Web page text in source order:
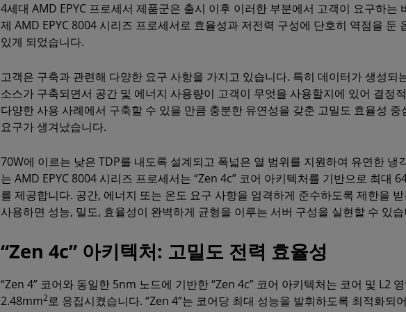
4세대 AMD EPYC 프로세서 제품군은 출시 이후 이러한 부분에서 고객이 요구하는
제 AMD EPYC 8004 시리즈 프로세서로 효율성과 저전력 구성에 단호히 역점을 둔
있게 되었습니다.
고객은 구축과 관련해 다양한 요구 사항을 가지고 있습니다. 특히 데이터가 생성되
소스가 구축되면서 공간 및 에너지 사용량이 고객이 무엇을 사용할지에 있어 결정
다양한 사용 사례에서 구축할 수 있을 만큼 충분한 유연성을 갖춘 고밀도 효율성
요구가 생겨났습니다.
70W에 이르는 낮은 TDP를 내도록 설계되고 폭넓은 열 범위를 지원하여 유연한 냉
는 AMD EPYC 8004 시리즈 프로세서는 “Zen 4c” 코어 아키텍처를 기반으로 최대
를 제공합니다. 공간, 에너지 또는 온도 요구 사항을 엄격하게 준수하도록 제한을
사용하면 성능, 밀도, 효율성이 완벽하게 균형을 이루는 서버 구성을 실현할 수 있
“Zen 4c” 아키텍처: 고밀도 전력 효율성
“Zen 4” 코어와 동일한 5nm 노드에 기반한 “Zen 4c” 코어 아키텍처는 코어 및 L2
2.48mm2로 응집시켰습니다. “Zen 4”는 코어당 최대 성능을 발휘하도록 최적화되